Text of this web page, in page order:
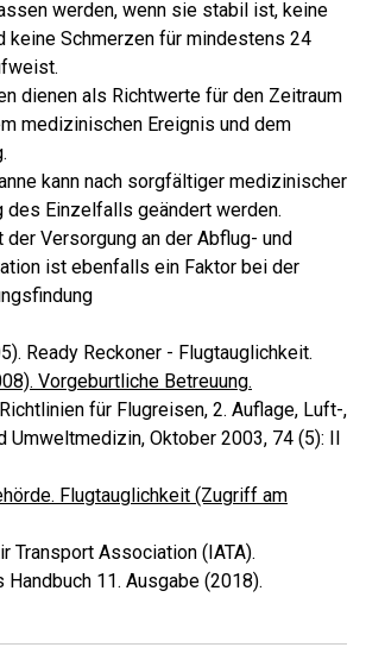
werden, wenn sie stabil ist, keine
keine Schmerzen für mindestens 24
dienen als Richtwerte für den Zeitraum
medizinischen Ereignis und dem
kann nach sorgfältiger medizinischer
des Einzelfalls geändert werden.
der Versorgung an der Abflug- und
ist ebenfalls ein Faktor bei der
Ready Reckoner - Flugtauglichkeit.
Vorgeburtliche Betreuung.
für Flugreisen, 2. Auflage, Luft-,
Umweltmedizin, Oktober 2003, 74 (5): II
Flugtauglichkeit (Zugriff am
Transport Association (IATA).
11. Ausgabe (2018).